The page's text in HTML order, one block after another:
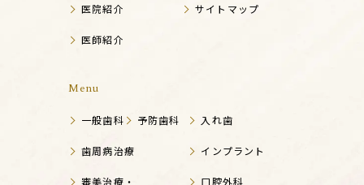
医院紹介
医師紹介
サイトマップ
Menu
一般歯科 予防歯科
歯周病治療
審美治療・
入れ歯
インプラント
口腔外科